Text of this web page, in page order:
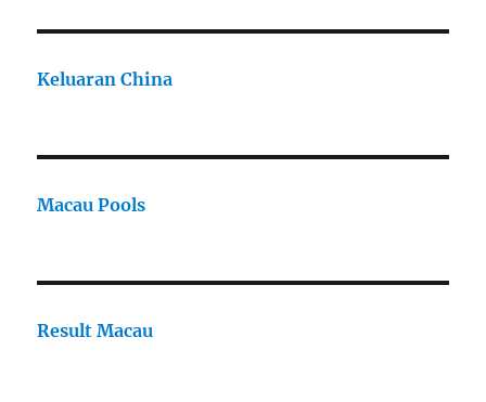
Keluaran China
Macau Pools
Result Macau